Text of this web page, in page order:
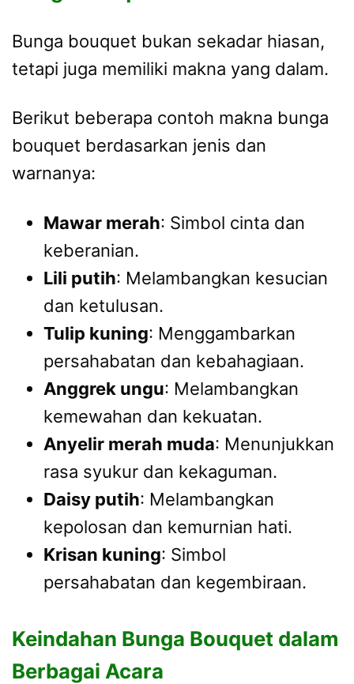
Bunga bouquet bukan sekadar hiasan,
tetapi juga memiliki makna yang dalam.
Berikut beberapa contoh makna bunga
bouquet berdasarkan jenis dan
warnanya:
Mawar merah: Simbol cinta dan
keberanian.
Lili putih: Melambangkan kesucian
dan ketulusan.
Tulip kuning: Menggambarkan
persahabatan dan kebahagiaan.
Anggrek ungu: Melambangkan
kemewahan dan kekuatan.
Anyelir merah muda: Menunjukkan
rasa syukur dan kekaguman.
Daisy putih: Melambangkan
kepolosan dan kemurnian hati.
Krisan kuning: Simbol
persahabatan dan kegembiraan.
Keindahan Bunga Bouquet dalam
Berbagai Acara